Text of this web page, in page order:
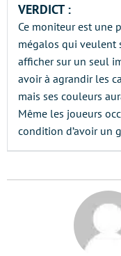
VERDICT :
Ce moniteur est une
mégalos qui veulent
afficher sur un seul
avoir à agrandir les
mais ses couleurs
Même les joueurs
condition d’avoir un